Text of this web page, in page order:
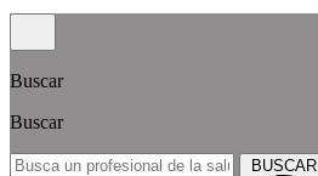
Buscar
Buscar
BUSCAR